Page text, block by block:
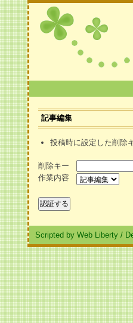
記事編集
投稿時に設定した削除
削除キー
作業内容
Scripted by Web Liberty /